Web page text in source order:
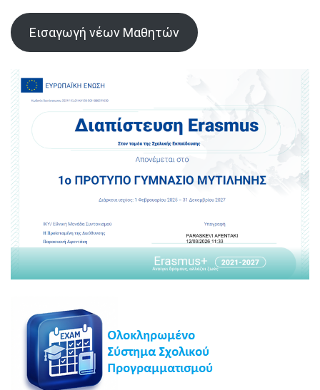
Εισαγωγή νέων Μαθητών